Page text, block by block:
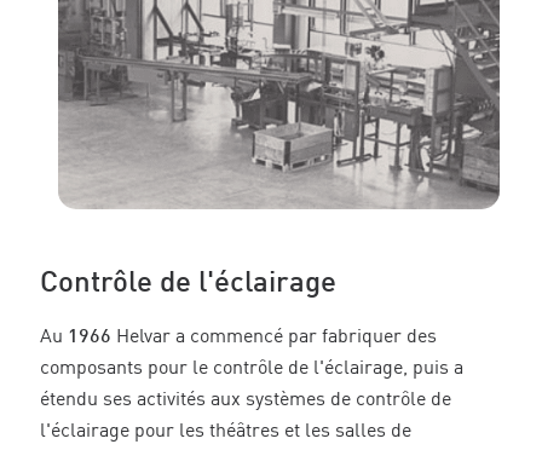
Contrôle de l'éclairage
Au 1966 Helvar a commencé par fabriquer des
composants pour le contrôle de l'éclairage, puis a
étendu ses activités aux systèmes de contrôle de
l'éclairage pour les théâtres et les salles de